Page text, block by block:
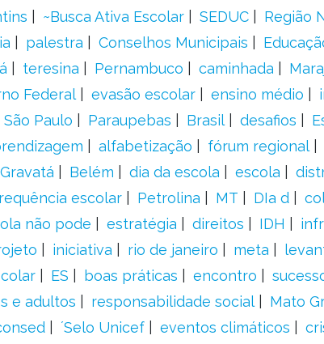
~Busca Ativa Escolar SEDUC Região
palestra Conselhos Municipais
teresina Pernambuco caminhada
Federal evasão escolar ensino médio
São Paulo Paraupebas Brasil desafios
alfabetização fórum regional
Gravatá Belém dia da escola escola
escolar Petrolina MT DIa d
não pode estratégia direitos IDH
iniciativa rio de janeiro meta
ES boas práticas encontro
e adultos responsabilidade social Mato
´Selo Unicef eventos climáticos